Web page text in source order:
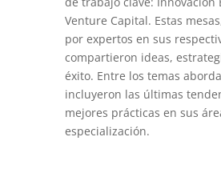
Venture Capital. Estas
por expertos en sus
compartieron ideas,
éxito. Entre los temas
incluyeron las últimas
mejores prácticas en sus
especialización.